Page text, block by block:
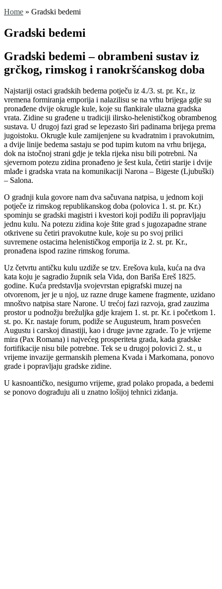
Home » Gradski bedemi
Gradski bedemi
Gradski bedemi – obrambeni sustav iz
grčkog, rimskog i ranokršćanskog doba
Najstariji ostaci gradskih bedema potječu iz 4./3. st. pr. Kr., iz
vremena formiranja emporija i nalazilisu se na vrhu brijega gdje su
pronađene dvije okrugle kule, koje su flankirale ulazna gradska
vrata. Zidine su građene u tradiciji ilirsko-helenističkog obrambenog
sustava. U drugoj fazi grad se lepezasto širi padinama brijega prema
jugoistoku. Okrugle kule zamijenjene su kvadratnim i pravokutnim,
a dvije linije bedema sastaju se pod tupim kutom na vrhu brijega,
dok na istočnoj strani gdje je tekla rijeka nisu bili potrebni. Na
sjevernom potezu zidina pronađeno je šest kula, četiri starije i dvije
mlađe i gradska vrata na komunikaciji Narona – Bigeste (Ljubuški)
– Salona.
O gradnji kula govore nam dva sačuvana natpisa, u jednom koji
potječe iz rimskog republikanskog doba (polovica 1. st. pr. Kr.)
spominju se gradski magistri i kvestori koji podižu ili popravljaju
jednu kulu. Na potezu zidina koje štite grad s jugozapadne strane
otkrivene su četiri pravokutne kule, koje su po svoj prilici
suvremene ostacima helenističkog emporija iz 2. st. pr. Kr.,
pronađena ispod razine rimskog foruma.
Uz četvrtu antičku kulu uzdiže se tzv. Erešova kula, kuća na dva
kata koju je sagradio župnik sela Vida, don Bariša Ereš 1825.
godine. Kuća predstavlja svojevrstan epigrafski muzej na
otvorenom, jer je u njoj, uz razne druge kamene fragmente, uzidano
mnoštvo natpisa stare Narone. U trećoj fazi razvoja, grad zauzima
prostor u podnožju brežuljka gdje krajem 1. st. pr. Kr. i početkom 1.
st. po. Kr. nastaje forum, podiže se Augusteum, hram posvećen
Augustu i carskoj dinastiji, kao i druge javne zgrade. To je vrijeme
mira (Pax Romana) i najvećeg prosperiteta grada, kada gradske
fortifikacije nisu bile potrebne. Tek se u drugoj polovici 2. st., u
vrijeme invazije germanskih plemena Kvada i Markomana, ponovo
grade i popravljaju gradske zidine.
U kasnoantičko, nesigurno vrijeme, grad polako propada, a bedemi
se ponovo dograđuju ali u znatno lošijoj tehnici zidanja.